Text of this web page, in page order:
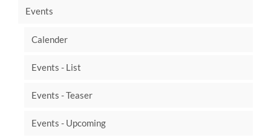
Events
Calender
Events - List
Events - Teaser
Events - Upcoming